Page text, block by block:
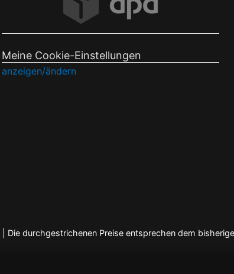
Meine Cookie-Einstellungen
anzeigen/ändern
Die durchgestrichenen Preise entsprechen dem